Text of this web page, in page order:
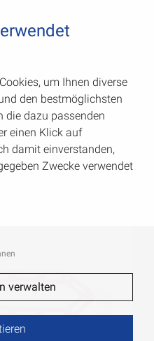
um Ihnen diverse
den bestmöglichsten
die dazu passenden
einen Klick auf
damit einverstanden,
Zwecke verwendet
verwalten